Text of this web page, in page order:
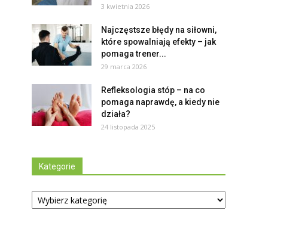
3 kwietnia 2026
Najczęstsze błędy na siłowni,
które spowalniają efekty – jak
pomaga trener...
29 marca 2026
Refleksologia stóp – na co
pomaga naprawdę, a kiedy nie
działa?
24 listopada 2025
Kategorie
Kategorie